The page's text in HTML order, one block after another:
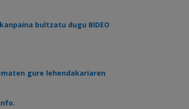
bultzatu dugu BIDEO
gure lehendakariaren